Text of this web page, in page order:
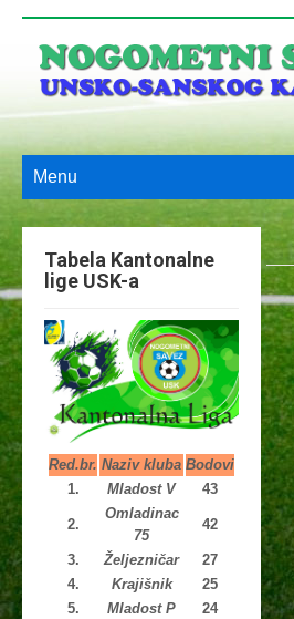
Menu
Tabela Kantonalne
lige USK-a
Red.br. Naziv kluba Bodovi
1.
Mladost V 43
2.
Omladinac
75
42
3. Željezničar
27
4.
Krajišnik
25
5.
Mladost P
24